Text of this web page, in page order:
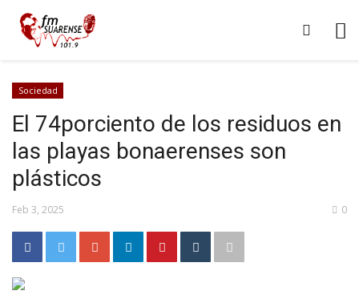
Sociedad
El 74porciento de los residuos en
las playas bonaerenses son
plásticos
Feb 3, 2025 0